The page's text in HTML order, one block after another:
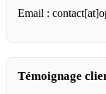
Email :
Témoignage